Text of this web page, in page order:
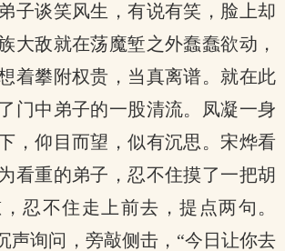
子谈笑风生，有说有笑，脸上却
大敌就在荡魔堑之外蠢蠢欲动，
着攀附权贵，当真离谱。就在此
门中弟子的一股清流。凤凝一身
，仰目而望，似有沉思。宋烨看
看重的弟子，忍不住摸了一把胡
忍不住走上前去，提点两句。
声询问，旁敲侧击，“今日让你去